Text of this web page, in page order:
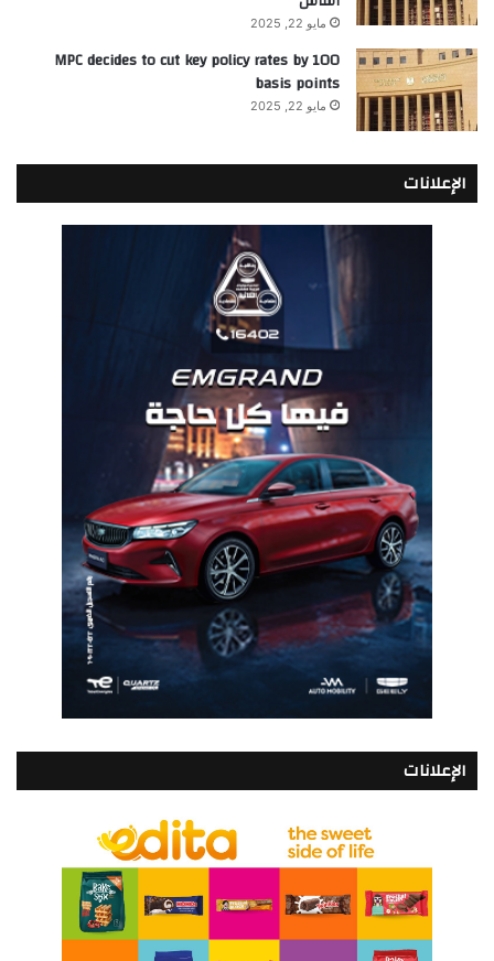
مايو 22, 2025
MPC decides to cut key policy rates by 100
basis points
مايو 22, 2025
الإعلانات
الإعلانات